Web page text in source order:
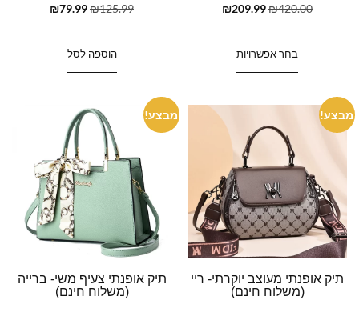
₪420.00
₪209.99
בחר אפשרויות
₪125.99
₪79.99
הוספה לסל
מבצע!
תיק אופנתי מעוצב יוקרתי- ריי
(משלוח חינם)
מבצע!
תיק אופנתי צעיף משי- ברייה
(משלוח חינם)